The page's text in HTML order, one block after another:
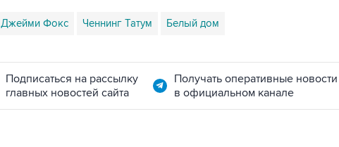
Джейми Фокс Ченнинг Татум Белый дом
Подписаться на рассылку
главных новостей сайта
Получать оперативные новости
в официальном канале